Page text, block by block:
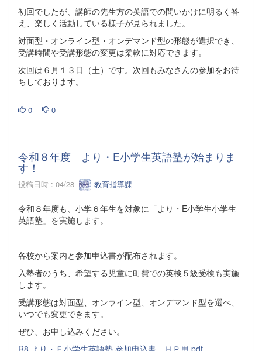
初回でしたが、講師の先生方の英語での問いかけに明るく答
え、楽しく活動している様子が見られました。
対面型・オンライン型・オンデマンド型の形態が選択でき、
受講時間や受講形態の変更は柔軟に対応できます。
次回は６月１３日（土）です。次回もみなさんの参加をお待
ちしております。
0 0
令和８年度 より・E小学生英語塾が始まりま
す！
投稿日時 : 04/28 教育指導課
令和８年度も、小学６年生を対象に「より・E小学生小学生
英語塾」を実施します。
各校から案内と参加申込書が配布されます。
入塾者のうち、希望する児童に町費での英検５級受検も実施
します。
受講形態は対面型、オンライン型、オンデマンド型を選べ、
いつでも変更できます。
ぜひ、お申し込みください。